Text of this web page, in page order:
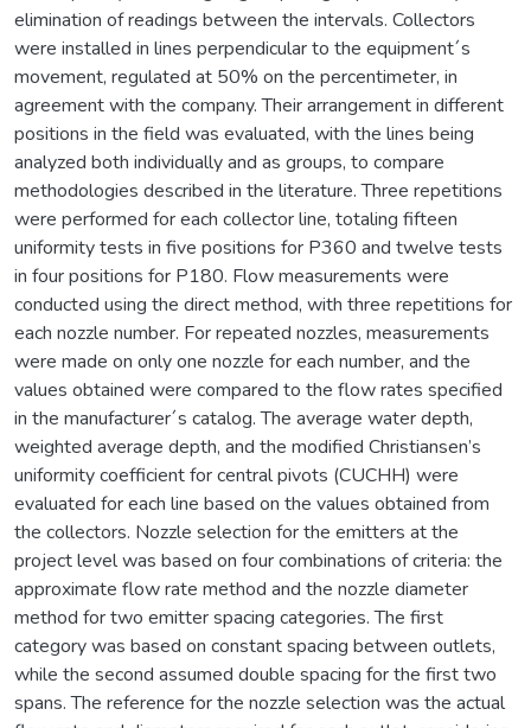
elimination of readings between the intervals. Collectors
were installed in lines perpendicular to the equipment´s
movement, regulated at 50% on the percentimeter, in
agreement with the company. Their arrangement in different
positions in the field was evaluated, with the lines being
analyzed both individually and as groups, to compare
methodologies described in the literature. Three repetitions
were performed for each collector line, totaling fifteen
uniformity tests in five positions for P360 and twelve tests
in four positions for P180. Flow measurements were
conducted using the direct method, with three repetitions for
each nozzle number. For repeated nozzles, measurements
were made on only one nozzle for each number, and the
values obtained were compared to the flow rates specified
in the manufacturer´s catalog. The average water depth,
weighted average depth, and the modified Christiansen’s
uniformity coefficient for central pivots (CUCHH) were
evaluated for each line based on the values obtained from
the collectors. Nozzle selection for the emitters at the
project level was based on four combinations of criteria: the
approximate flow rate method and the nozzle diameter
method for two emitter spacing categories. The first
category was based on constant spacing between outlets,
while the second assumed double spacing for the first two
spans. The reference for the nozzle selection was the actual